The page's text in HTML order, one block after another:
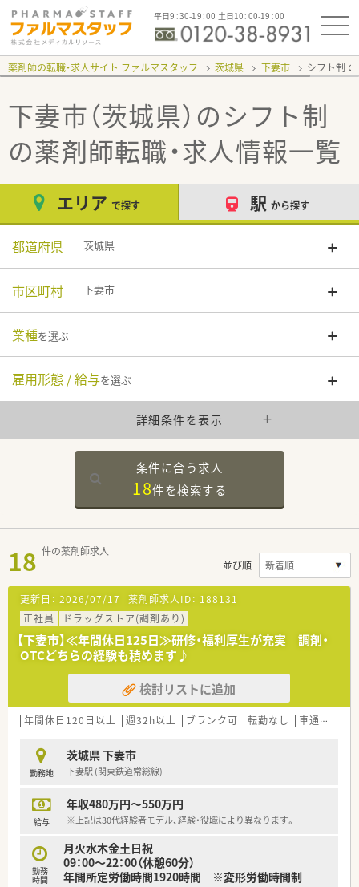
平日9：30-19：00 土日10：00-19：00
薬剤師の転職・求人サイト ファルマスタッフ 茨城県 下妻市 シフト制
下妻市（茨城県）のシフト制
の薬剤師転職・求人情報一覧
エリア で探す 駅 から探す
都道府県 茨城県
市区町村 下妻市
業種を選ぶ
雇用形態 / 給与を選ぶ
詳細条件を表示
条件に合う求人
18件を検索する
18 件の薬剤師求人
並び順
更新日： 2026/07/17 薬剤師求人ID： 188131
正社員
ドラッグストア(調剤あり)
【下妻市】≪年間休日125日≫研修・福利厚生が充実 調剤・
OTCどちらの経験も積めます♪
検討リストに追加
年間休日120日以上 週32h以上 ブランク可 転勤なし 車通勤可
勤務地
茨城県 下妻市
下妻駅 (関東鉄道常総線)
給与
年収480万円～550万円
※上記は30代経験者モデル、経験・役職により異なります。
勤務
時間
月火水木金土日祝
09：00～22：00（休憩60分）
年間所定労働時間1920時間 ※変形労働時間制